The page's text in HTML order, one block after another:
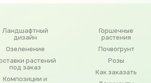
Ландшафтный
дизайн
Озеленение
растений
под заказ
Композиции и
Горшечные
растения
Почвогрунт
Розы
Как заказать